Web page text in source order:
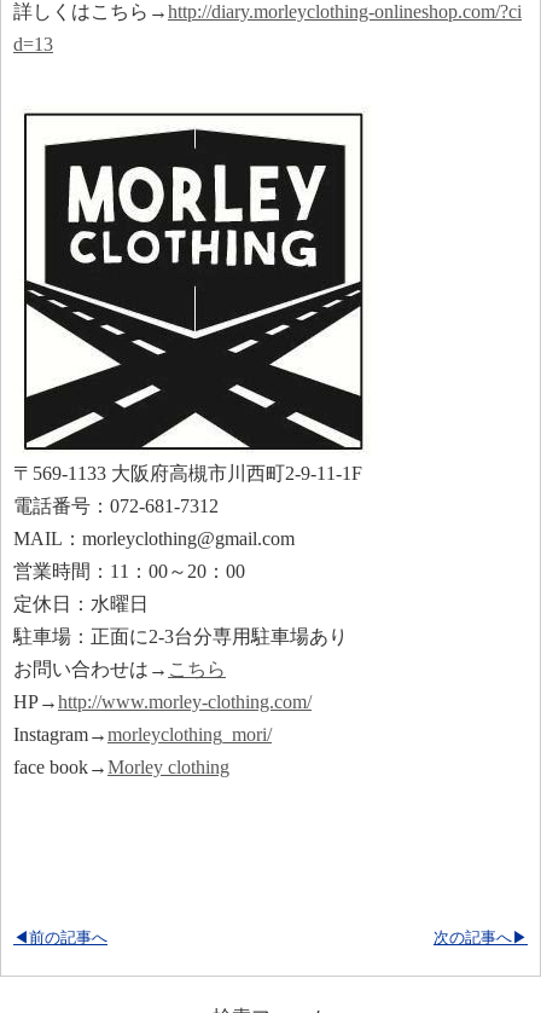
詳しくはこちら→http://diary.morleyclothing-onlineshop.com/?ci
d=13
〒569-1133 大阪府高槻市川西町2-9-11-1F
電話番号：072-681-7312
MAIL：morleyclothing@gmail.com
営業時間：11：00～20：00
定休日：水曜日
駐車場：正面に2-3台分専用駐車場あり
お問い合わせは→ こちら
HP→http://www.morley-clothing.com/
Instagram→morleyclothing_mori/
face book→Morley clothing
次の記事へ▶
◀前の記事へ